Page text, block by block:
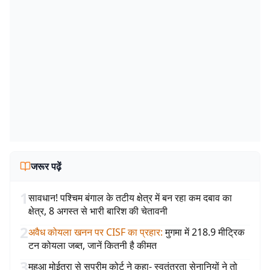
जरूर पढ़ें
1सावधान! पश्चिम बंगाल के तटीय क्षेत्र में बन रहा कम दबाव का
क्षेत्र, 8 अगस्त से भारी बारिश की चेतावनी
2अवैध कोयला खनन पर CISF का प्रहार: मुगमा में 218.9 मीट्रिक
टन कोयला जब्त, जानें कितनी है कीमत
महुआ मोईत्रा से सुप्रीम कोर्ट ने कहा- स्वतंत्रता सेनानियों ने तो